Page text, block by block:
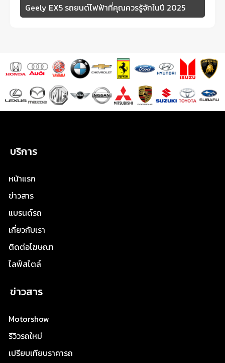
Geely EX5 รถยนต์ไฟฟ้าที่คุณควรรู้จักในปี 2025
บริการ
หน้าแรก
ข่าวสาร
แบรนด์รถ
เกี่ยวกับเรา
ติดต่อโฆษณา
ไลฟ์สไตล์
ข่าวสาร
Motorshow
รีวิวรถใหม่
เปรียบเทียบราคารถ